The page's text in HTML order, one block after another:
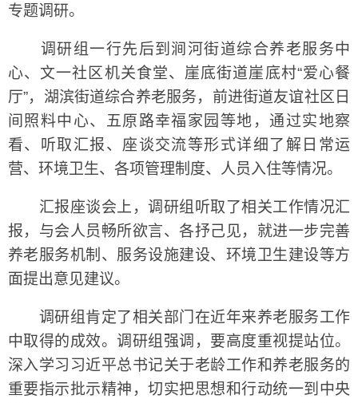
专题调研。
调研组一行先后到涧河街道综合养老服务中
心、文一社区机关食堂、崖底街道崖底村“爱心餐
厅”，湖滨街道综合养老服务，前进街道友谊社区日
间照料中心、五原路幸福家园等地，通过实地察
看、听取汇报、座谈交流等形式详细了解日常运
营、环境卫生、各项管理制度、人员入住等情况。
汇报座谈会上，调研组听取了相关工作情况汇
报，与会人员畅所欲言、各抒己见，就进一步完善
养老服务机制、服务设施建设、环境卫生建设等方
面提出意见建议。
调研组肯定了相关部门在近年来养老服务工作
中取得的成效。调研组强调，要高度重视提站位。
深入学习习近平总书记关于老龄工作和养老服务的
重要指示批示精神，切实把思想和行动统一到中央